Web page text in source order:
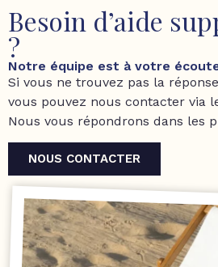
Besoin d’aide
?
Notre équipe est à votre
Si vous ne trouvez pas la
vous pouvez nous contacter via
Nous vous répondrons dans les
NOUS CONTACTER